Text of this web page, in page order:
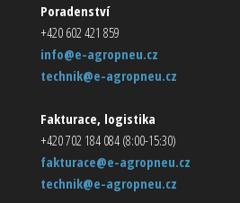
Poradenství
+420 602 421 859
info@e-agropneu.cz
technik@e-agropneu.cz
Fakturace, logistika
+420 702 184 084 (8:00-15:30)
fakturace@e-agropneu.cz
technik@e-agropneu.cz